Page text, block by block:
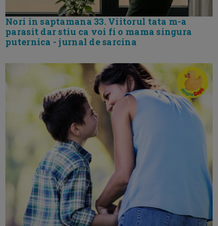
Nori in saptamana 33. Viitorul tata m-a
parasit dar stiu ca voi fi o mama singura
puternica - jurnal de sarcina